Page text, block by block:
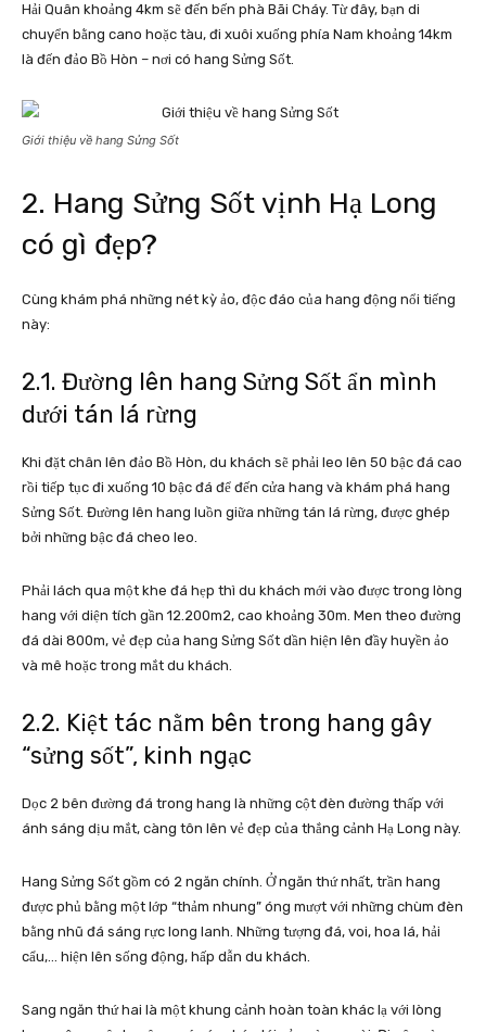
Hải Quân khoảng 4km sẽ đến bến phà Bãi Cháy. Từ đây, bạn di
chuyển bằng cano hoặc tàu, đi xuôi xuống phía Nam khoảng 14km
là đến đảo Bồ Hòn – nơi có hang Sửng Sốt.
Giới thiệu về hang Sửng Sốt
2. Hang Sửng Sốt vịnh Hạ Long
có gì đẹp?
Cùng khám phá những nét kỳ ảo, độc đáo của hang động nổi tiếng
này:
2.1. Đường lên hang Sửng Sốt ẩn mình
dưới tán lá rừng
Khi đặt chân lên đảo Bồ Hòn, du khách sẽ phải leo lên 50 bậc đá cao
rồi tiếp tục đi xuống 10 bậc đá để đến cửa hang và khám phá hang
Sửng Sốt. Đường lên hang luồn giữa những tán lá rừng, được ghép
bởi những bậc đá cheo leo.
Phải lách qua một khe đá hẹp thì du khách mới vào được trong lòng
hang với diện tích gần 12.200m2, cao khoảng 30m. Men theo đường
đá dài 800m, vẻ đẹp của hang Sửng Sốt dần hiện lên đầy huyền ảo
và mê hoặc trong mắt du khách.
2.2. Kiệt tác nằm bên trong hang gây
“sửng sốt”, kinh ngạc
Dọc 2 bên đường đá trong hang là những cột đèn đường thấp với
ánh sáng dịu mắt, càng tôn lên vẻ đẹp của thắng cảnh Hạ Long này.
Hang Sửng Sốt gồm có 2 ngăn chính. Ở ngăn thứ nhất, trần hang
được phủ bằng một lớp “thảm nhung” óng mượt với những chùm đèn
bằng nhũ đá sáng rực long lanh. Những tượng đá, voi, hoa lá, hải
cẩu,… hiện lên sống động, hấp dẫn du khách.
Sang ngăn thứ hai là một khung cảnh hoàn toàn khác lạ với lòng